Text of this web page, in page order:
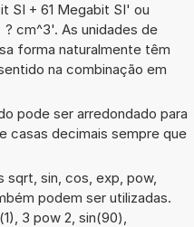
SI + 61 Megabit SI' ou
cm^3'. As unidades de
forma naturalmente têm
na combinação em
pode ser arredondado para
casas decimais sempre que
sin, cos, exp, pow,
podem ser utilizadas.
3 pow 2, sin(90),